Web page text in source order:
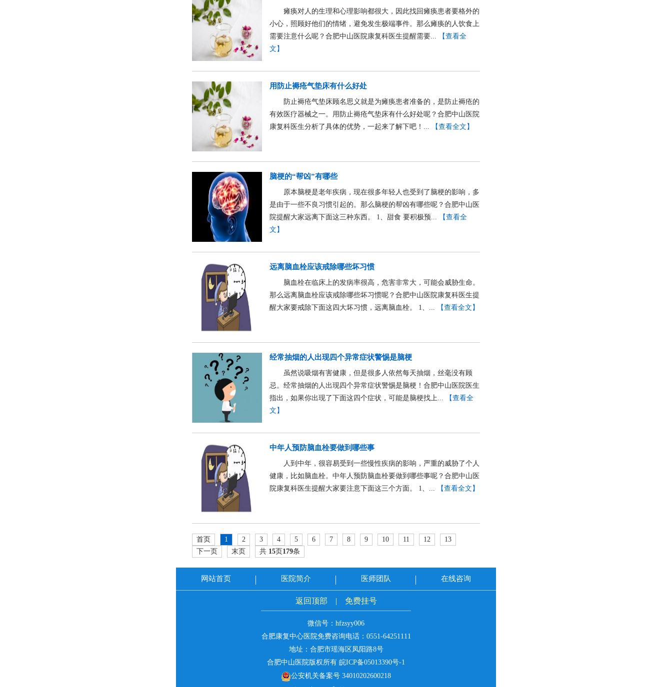
瘫痪对人的生理和心理影响都很大，因此找回瘫痪患者要格外的
小心，照顾好他们的情绪，避免发生极端事件。那么瘫痪的人饮食上
需要注意什么呢？合肥中山医院康复科医生提醒需要...
【查看全
文】
用防止褥疮气垫床有什么好处
防止褥疮气垫床顾名思义就是为瘫痪患者准备的，是防止褥疮的
有效医疗器械之一。用防止褥疮气垫床有什么好处呢？合肥中山医院
康复科医生分析了具体的优势，一起来了解下吧！...
【查看全文】
脑梗的“帮凶”有哪些
原本脑梗是老年疾病，现在很多年轻人也受到了脑梗的影响，多
是由于一些不良习惯引起的。那么脑梗的帮凶有哪些呢？合肥中山医
院提醒大家远离下面这三种东西。 1、甜食 要积极预...
【查看全
文】
远离脑血栓应该戒除哪些坏习惯
脑血栓在临床上的发病率很高，危害非常大，可能会威胁生命。
那么远离脑血栓应该戒除哪些坏习惯呢？合肥中山医院康复科医生提
醒大家要戒除下面这四大坏习惯，远离脑血栓。 1、...
【查看全文】
经常抽烟的人出现四个异常症状警惕是脑梗
虽然说吸烟有害健康，但是很多人依然每天抽烟，丝毫没有顾
忌。经常抽烟的人出现四个异常症状警惕是脑梗！合肥中山医院医生
指出，如果你出现了下面这四个症状，可能是脑梗找上...
【查看全
文】
中年人预防脑血栓要做到哪些事
人到中年，很容易受到一些慢性疾病的影响，严重的威胁了个人
健康，比如脑血栓。中年人预防脑血栓要做到哪些事呢？合肥中山医
院康复科医生提醒大家要注意下面这三个方面。 1、...
【查看全文】
首页 1 2 3 4 5 6 7 8 9 10 11 12
13
下一页
末页 共 15页179条
网站首页 医院简介 医师团队 在线咨询
返回顶部 | 免费挂号
微信号：hfzsyy006
合肥康复中心医院免费咨询电话： 0551-64251111
地址：合肥市瑶海区凤阳路8号
合肥中山医院版权所有 皖ICP备05013390号-1
公安机关备案号 34010202600218